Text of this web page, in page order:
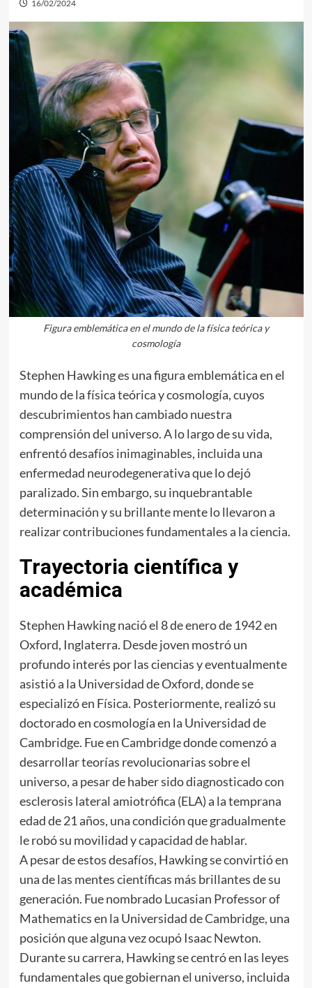
16/02/2024
Figura emblemática en el mundo de la física teórica y
cosmología
Stephen Hawking es una figura emblemática en el
mundo de la física teórica y cosmología, cuyos
descubrimientos han cambiado nuestra
comprensión del universo. A lo largo de su vida,
enfrentó desafíos inimaginables, incluida una
enfermedad neurodegenerativa que lo dejó
paralizado. Sin embargo, su inquebrantable
determinación y su brillante mente lo llevaron a
realizar contribuciones fundamentales a la ciencia.
Trayectoria científica y
académica
Stephen Hawking nació el 8 de enero de 1942 en
Oxford, Inglaterra. Desde joven mostró un
profundo interés por las ciencias y eventualmente
asistió a la Universidad de Oxford, donde se
especializó en Física. Posteriormente, realizó su
doctorado en cosmología en la Universidad de
Cambridge. Fue en Cambridge donde comenzó a
desarrollar teorías revolucionarias sobre el
universo, a pesar de haber sido diagnosticado con
esclerosis lateral amiotrófica (ELA) a la temprana
edad de 21 años, una condición que gradualmente
le robó su movilidad y capacidad de hablar.
A pesar de estos desafíos, Hawking se convirtió en
una de las mentes científicas más brillantes de su
generación. Fue nombrado Lucasian Professor of
Mathematics en la Universidad de Cambridge, una
posición que alguna vez ocupó Isaac Newton.
Durante su carrera, Hawking se centró en las leyes
fundamentales que gobiernan el universo, incluida